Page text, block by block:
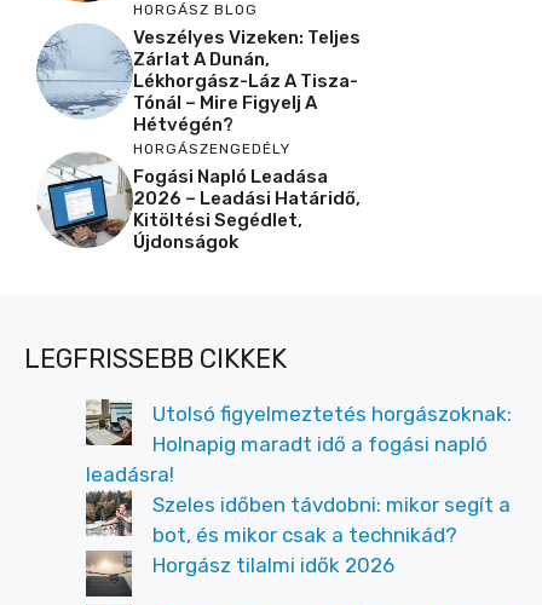
HORGÁSZ BLOG
Veszélyes Vizeken: Teljes
Zárlat A Dunán,
Lékhorgász-Láz A Tisza-
Tónál – Mire Figyelj A
Hétvégén?
HORGÁSZENGEDÉLY
Fogási Napló Leadása
2026 – Leadási Határidő,
Kitöltési Segédlet,
Újdonságok
LEGFRISSEBB CIKKEK
Utolsó figyelmeztetés horgászoknak:
Holnapig maradt idő a fogási napló
leadásra!
Szeles időben távdobni: mikor segít a
bot, és mikor csak a technikád?
Horgász tilalmi idők 2026